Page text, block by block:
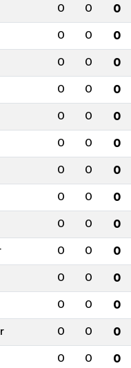
0 0 0
0 0 0
0 0 0
0 0 0
0 0 0
0 0 0
0 0 0
0 0 0
0 0 0
0 0 0
0 0 0
0 0 0
0 0 0
0 0 0